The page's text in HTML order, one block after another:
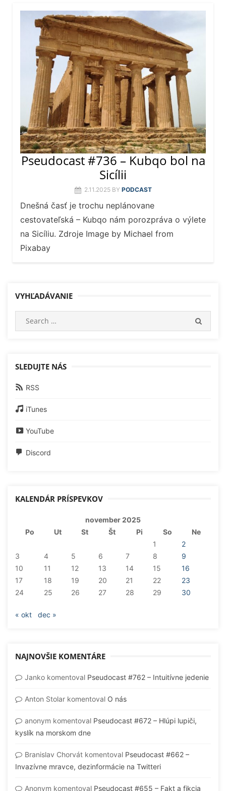
Pseudocast #736 – Kubqo bol na
Sicílii
2.11.2025 BY PODCAST
Dnešná časť je trochu neplánovane
cestovateľská – Kubqo nám porozpráva o výlete
na Sicíliu. Zdroje Image by Michael from
Pixabay
VYHĽADÁVANIE
SLEDUJTE NÁS
RSS
iTunes
YouTube
Discord
KALENDÁR PRÍSPEVKOV
november 2025
Po
Ut St Št Pi So
Ne
1
2
3
4 5 6 7 8
9
10
11 12 13 14 15
16
17
18 19 20 21 22
23
24
25 26 27 28 29 30
« okt dec »
NAJNOVŠIE KOMENTÁRE
Janko komentoval Pseudocast #762 – Intuitívne jedenie
Anton Stolar komentoval O nás
anonym komentoval Pseudocast #672 – Hlúpi lupiči,
kyslík na morskom dne
Branislav Chorvát komentoval Pseudocast #662 –
Invazívne mravce, dezinformácie na Twitteri
Anonym komentoval Pseudocast #655 – Fakt a fikcia